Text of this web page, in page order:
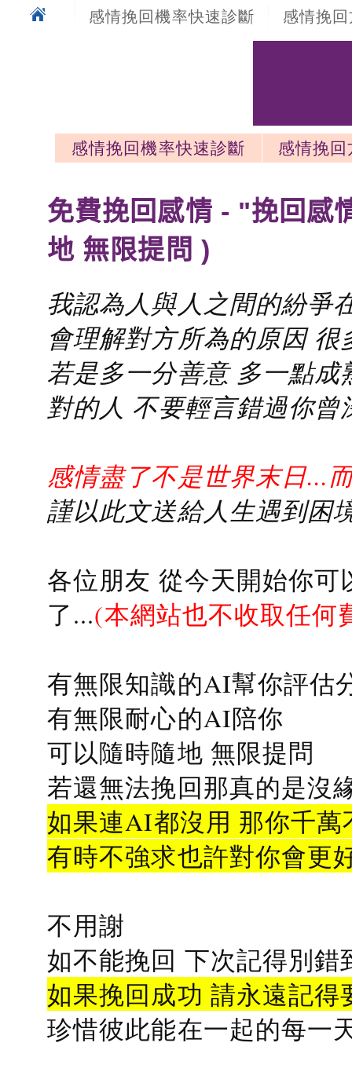
感情挽回機率快速診斷 感情挽
感情挽回機率快速診斷
感情挽
免費挽回感情 - "挽回感
地 無限提問 )
我認為人與人之間的紛爭
會理解對方所為的原因
若是多一分善意 多一點
對的人 不要輕言錯過你曾
感情盡了不是世界末日...
謹以此文送給人生遇到困
各位朋友 從今天開始你
了...(本網站也不收取任何
有無限知識的AI幫你評估
有無限耐心的AI陪你
可以隨時隨地 無限提問
若還無法挽回那真的是沒
如果連AI都沒用 那你千
有時不強求也許對你會更
不用謝
如不能挽回 下次記得別錯
如果挽回成功 請永遠記得
珍惜彼此能在一起的每一